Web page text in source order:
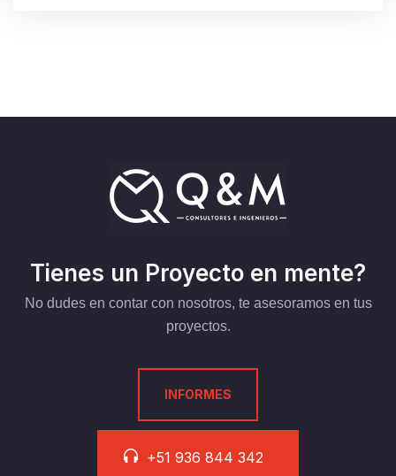
Tienes un Proyecto en mente?
No dudes en contar con nosotros, te asesoramos en tus
proyectos.
INFORMES
+51 936 844 342